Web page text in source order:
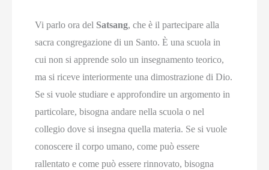
Vi parlo ora del Satsang, che è il partecipare alla
sacra congregazione di un Santo. È una scuola in
cui non si apprende solo un insegnamento teorico,
ma si riceve interiormente una dimostrazione di Dio.
Se si vuole studiare e approfondire un argomento in
particolare, bisogna andare nella scuola o nel
collegio dove si insegna quella materia. Se si vuole
conoscere il corpo umano, come può essere
rallentato e come può essere rinnovato, bisogna